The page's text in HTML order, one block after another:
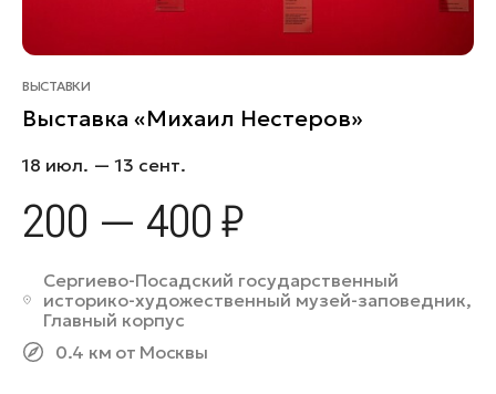
ВЫСТАВКИ
Выставка «Михаил Нестеров»
18 июл. — 13 сент.
200 — 400 ₽
Сергиево-Посадский государственный
историко-художественный музей-заповедник,
Главный корпус
0.4 км от Москвы